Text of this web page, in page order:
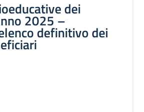
dei
2025 –
definitivo dei